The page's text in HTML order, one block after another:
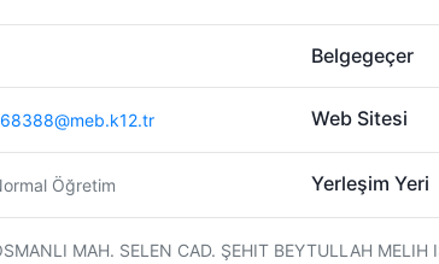
Belgegeçer
Web Sitesi
Öğretim Yerleşim Yeri
MAH. SELEN CAD. ŞEHIT BEYTULLAH